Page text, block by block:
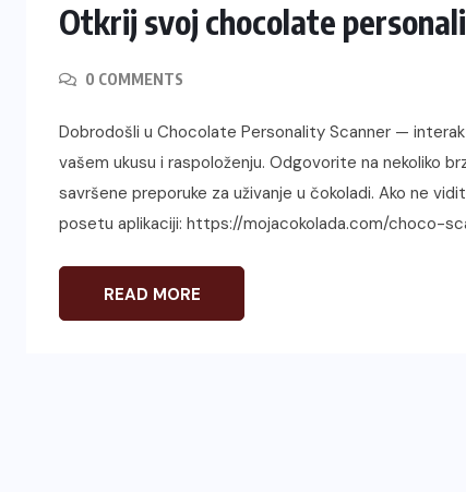
Otkrij svoj chocolate
0 COMMENTS
Dobrodošli u Chocolate Personality Scanner —
vašem ukusu i raspoloženju. Odgovorite na nekoliko
savršene preporuke za uživanje u čokoladi. Ako ne
posetu aplikaciji: https://mojacokolada.com/choco-
READ MORE